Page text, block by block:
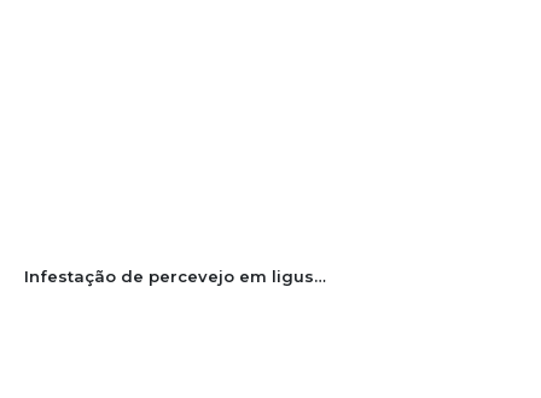
Infestação de percevejo em ligustro